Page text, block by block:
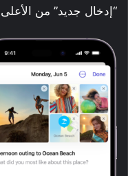
“إدخال جديد” من